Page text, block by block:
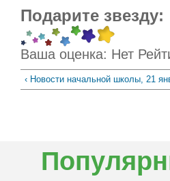
Подарите звезду:
Ваша оценка: Нет
‹ Новости начальной школы, 21